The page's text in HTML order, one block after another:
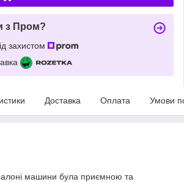
з Пром?
захистом
Доставка Оплата Умови
машини була приємною та